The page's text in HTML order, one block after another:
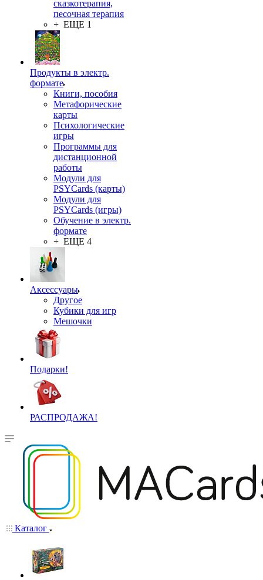
сказкотерапия,
песочная терапия
+ ЕЩЕ 1
Продукты в электр.
формате
Книги, пособия
Метафорические
карты
Психологические
игры
Программы для
дистанционной
работы
Модули для
PSYCards (карты)
Модули для
PSYCards (игры)
Обучение в электр.
формате
+ ЕЩЕ 4
Аксессуары
Другое
Кубики для игр
Мешочки
Подарки!
РАСПРОДАЖА!
Каталог